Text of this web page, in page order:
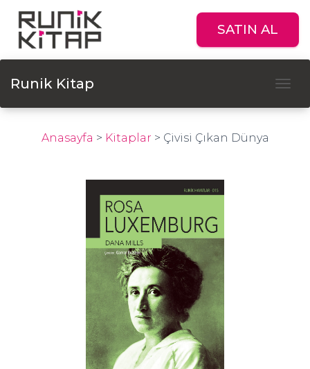
SATIN AL
Runik Kitap
Anasayfa > Kitaplar > Çivisi Çıkan Dünya